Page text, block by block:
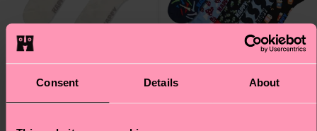
Consent Details About